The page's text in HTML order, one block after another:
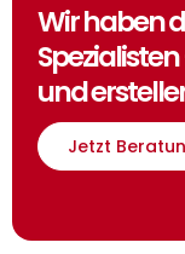
Wir haben
und
Jetzt